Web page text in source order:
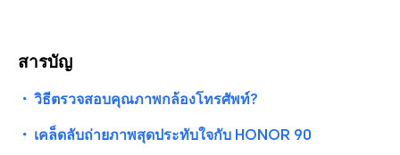
สารบัญ
・ วิธีตรวจสอบคุณภาพกล้องโทรศัพท์?
・ เคล็ดลับถ่ายภาพสุดประทับใจกับ HONOR 90